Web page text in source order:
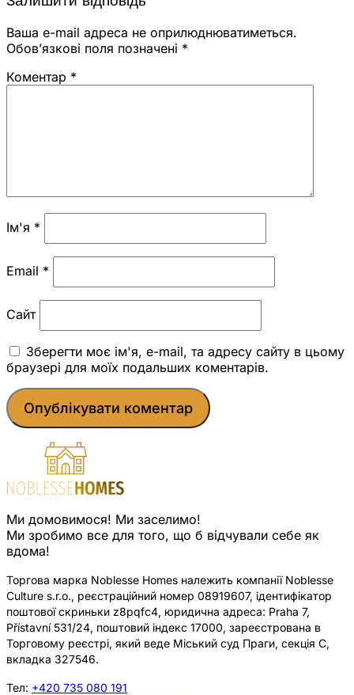
Ваша e-mail адреса не оприлюднюватиметься.
Обов’язкові поля позначені *
Коментар *
Ім'я *
Email *
Сайт
Зберегти моє ім'я, e-mail, та адресу сайту в цьому
браузері для моїх подальших коментарів.
Ми домовимося! Ми заселимо!
Ми зробимо все для того, що б відчували себе як
вдома!
Торгова марка Noblesse Homes належить компанії Noblesse
Culture s.r.o., реєстраційний номер 08919607, ідентифікатор
поштової скриньки z8pqfc4, юридична адреса: Praha 7,
Přístavní 531/24, поштовий індекс 17000, зареєстрована в
Торговому реєстрі, який веде Міський суд Праги, секція C,
вкладка 327546.
Тел: +420 735 080 191